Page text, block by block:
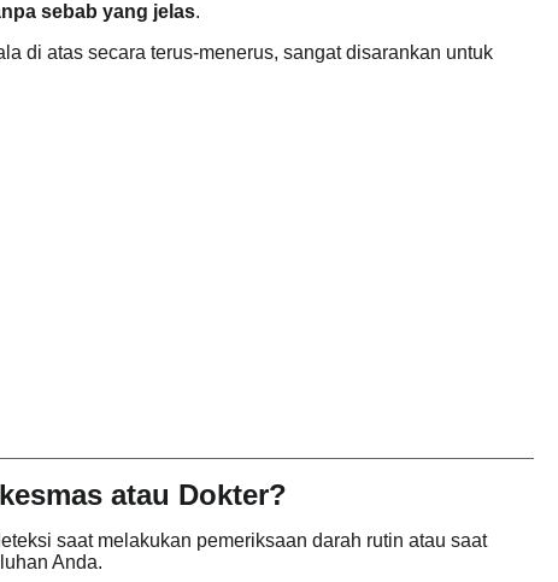
sebab yang jelas.
di atas secara terus-menerus, sangat disarankan untuk
atau Dokter?
saat melakukan pemeriksaan darah rutin atau saat
Anda.